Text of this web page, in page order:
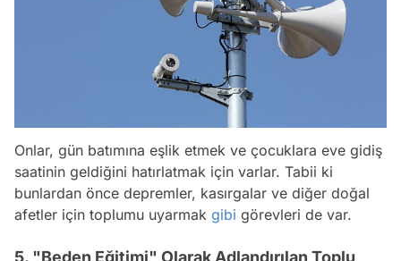
Onlar, gün batımına eşlik etmek ve çocuklara eve gidiş
saatinin geldiğini hatırlatmak için varlar. Tabii ki
bunlardan önce depremler, kasırgalar ve diğer doğal
afetler için toplumu uyarmak gibi görevleri de var.
5. "Beden Eğitimi" Olarak Adlandırılan Toplu